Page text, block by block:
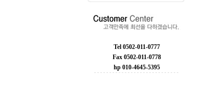
Tel 0502-011-0777
Fax 0502-011-0778
hp 010-4645-5395